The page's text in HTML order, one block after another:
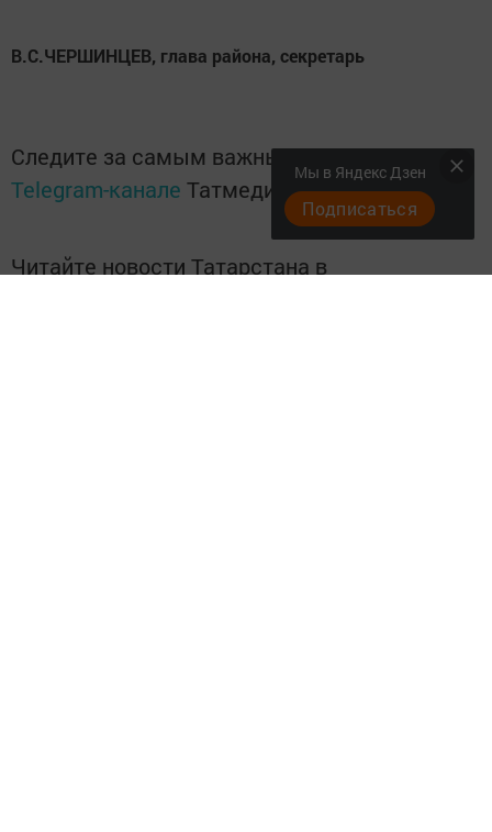
В.С.ЧЕРШИНЦЕВ, глава района, секретарь
Следите за самым важным и интересным в
Telegram-канале Татмедиа
Читайте новости Татарстана в
Мы в Яндекс Дзен
Подписаться